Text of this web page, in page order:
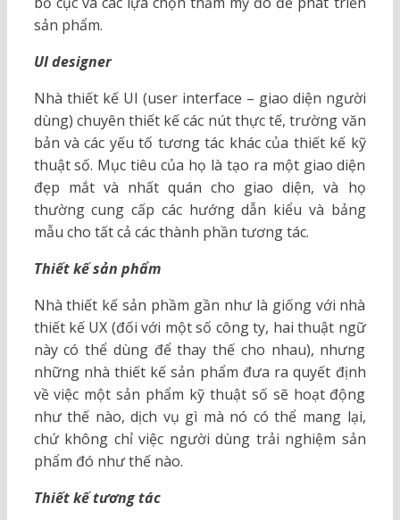
sản phẩm.
UI designer
Nhà thiết kế UI (user interface – giao diện người
dùng) chuyên thiết kế các nút thực tế, trường văn
bản và các yếu tố tương tác khác của thiết kế kỹ
thuật số. Mục tiêu của họ là tạo ra một giao diện
đẹp mắt và nhất quán cho giao diện, và họ
thường cung cấp các hướng dẫn kiểu và bảng
mẫu cho tất cả các thành phần tương tác.
Thiết kế sản phẩm
Nhà thiết kế sản phầm gần như là giống với nhà
thiết kế UX (đối với một số công ty, hai thuật ngữ
này có thể dùng để thay thế cho nhau), nhưng
những nhà thiết kế sản phẩm đưa ra quyết định
về việc một sản phẩm kỹ thuật số sẽ hoạt động
như thế nào, dịch vụ gì mà nó có thể mang lại,
chứ không chỉ việc người dùng trải nghiệm sản
phẩm đó như thế nào.
Thiết kế tương tác